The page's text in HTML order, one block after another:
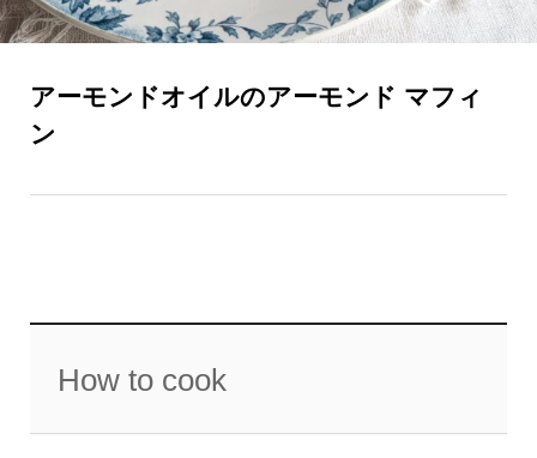
アーモンドオイルのアーモンド マフィ
ン
How to cook